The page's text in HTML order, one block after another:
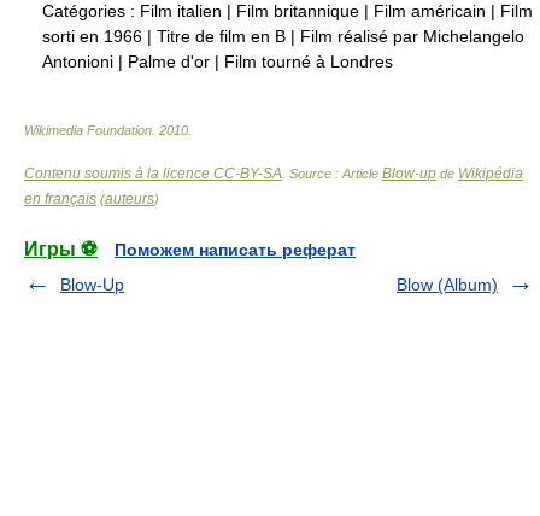
Catégories : Film italien | Film britannique | Film américain | Film
sorti en 1966 | Titre de film en B | Film réalisé par Michelangelo
Antonioni | Palme d'or | Film tourné à Londres
Wikimedia Foundation 2010
Contenu soumis à la licence CC-BY-SA . Source : Article Blow-up de Wikipédia
en français (auteurs)
Игры ⚽
Поможем написать реферат
Blow-Up
Blow (Album)